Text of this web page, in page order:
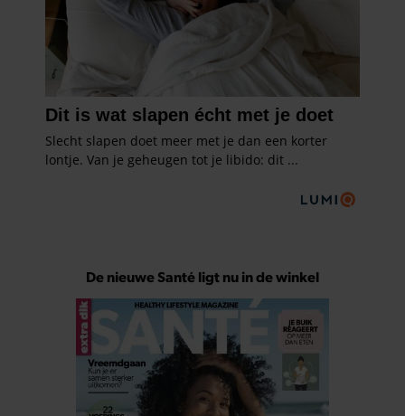
De nieuwe Santé ligt nu in de winkel